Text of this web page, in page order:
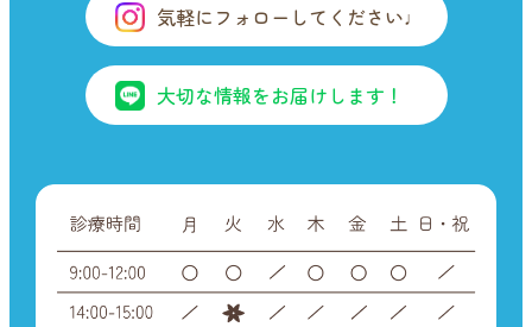
気軽にフォローしてください♩
大切な情報をお届けします！